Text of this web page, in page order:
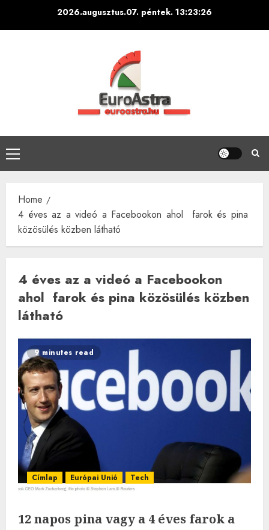
2026.augusztus.07. péntek.13:23:27
Primary
Menu
Home
4 éves az a videó a Facebookon ahol farok és pina
közösülés közben látható
4 éves az a videó a Facebookon
ahol farok és pina közösülés közben
látható
9 minutes read
Címlap Európai Unió Tech
12 napos pina vagy a 4 éves farok a